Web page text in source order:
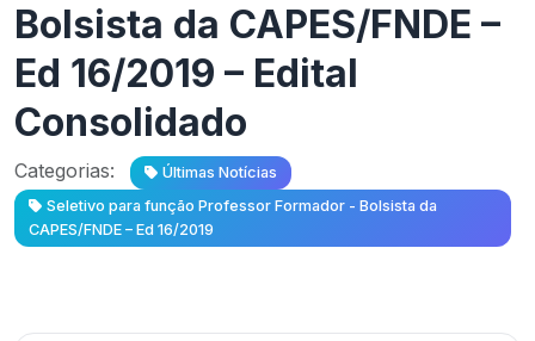
Bolsista da CAPES/FNDE –
Ed 16/2019 – Edital
Consolidado
Categorias:
Últimas Notícias
Seletivo para função Professor Formador - Bolsista da
CAPES/FNDE – Ed 16/2019